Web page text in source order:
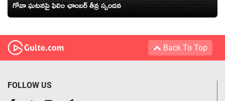
గోవా ఘటనపై ఫిలిం ఛాంబర్ తీవ్ర స్పందన
Back To Top
FOLLOW US